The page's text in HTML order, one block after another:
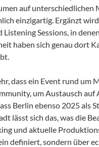
auf
einzigartig. Ergänzt
Sessions, in
haben sich genau dort
dass ein Event rund um
um Austausch
Berlin ebenso 2025 als
lässt sich das, was die
und aktuelle
definiert, sondern über